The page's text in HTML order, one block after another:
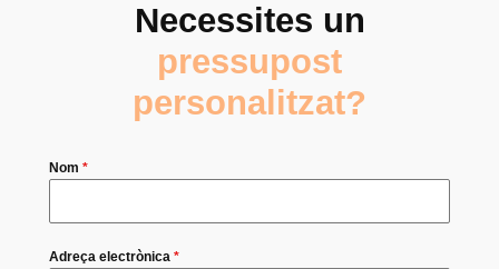
Necessites un
pressupost
personalitzat?
Nom *
Adreça electrònica *